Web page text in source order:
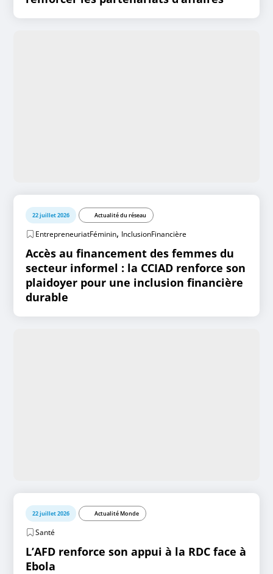
22 juillet 2026 Actualité du réseau
EntrepreneuriatFéminin, InclusionFinancière
Accès au financement des femmes du
secteur informel : la CCIAD renforce son
plaidoyer pour une inclusion financière
durable
22 juillet 2026 Actualité Monde
Santé
L’AFD renforce son appui à la RDC face à
Ebola